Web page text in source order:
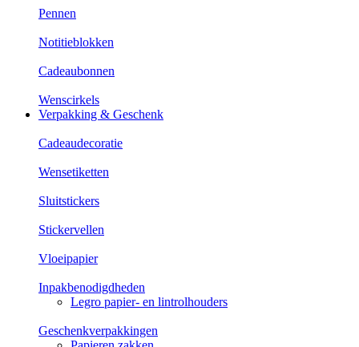
Pennen
Notitieblokken
Cadeaubonnen
Wenscirkels
Verpakking & Geschenk
Cadeaudecoratie
Wensetiketten
Sluitstickers
Stickervellen
Vloeipapier
Inpakbenodigdheden
Legro papier- en lintrolhouders
Geschenkverpakkingen